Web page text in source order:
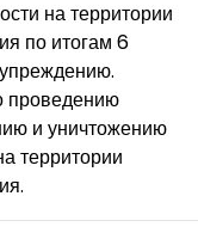
на территории
по итогам 6
проведению
и уничтожению
территории